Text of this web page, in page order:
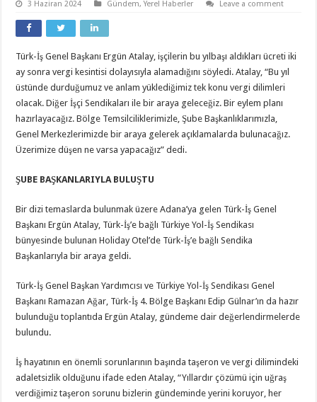
3 Haziran 2024 Gündem,Yerel Haberler Leave a comment
Türk-İş Genel Başkanı Ergün Atalay, işçilerin bu yılbaşı aldıkları ücreti iki
ay sonra vergi kesintisi dolayısıyla alamadığını söyledi. Atalay, “Bu yıl
üstünde durduğumuz ve anlam yüklediğimiz tek konu vergi dilimleri
olacak. Diğer İşçi Sendikaları ile bir araya geleceğiz. Bir eylem planı
hazırlayacağız. Bölge Temsilciliklerimizle, Şube Başkanlıklarımızla,
Genel Merkezlerimizde bir araya gelerek açıklamalarda bulunacağız.
Üzerimize düşen ne varsa yapacağız” dedi.
ŞUBE BAŞKANLARIYLA BULUŞTU
Bir dizi temaslarda bulunmak üzere Adana’ya gelen Türk-İş Genel
Başkanı Ergün Atalay, Türk-İş’e bağlı Türkiye Yol-İş Sendikası
bünyesinde bulunan Holiday Otel’de Türk-İş’e bağlı Sendika
Başkanlarıyla bir araya geldi.
Türk-İş Genel Başkan Yardımcısı ve Türkiye Yol-İş Sendikası Genel
Başkanı Ramazan Ağar, Türk-İş 4. Bölge Başkanı Edip Gülnar’ın da hazır
bulunduğu toplantıda Ergün Atalay, gündeme dair değerlendirmelerde
bulundu.
İş hayatının en önemli sorunlarının başında taşeron ve vergi dilimindeki
adaletsizlik olduğunu ifade eden Atalay, “Yıllardır çözümü için uğraş
verdiğimiz taşeron sorunu bizlerin gündeminde yerini koruyor, her